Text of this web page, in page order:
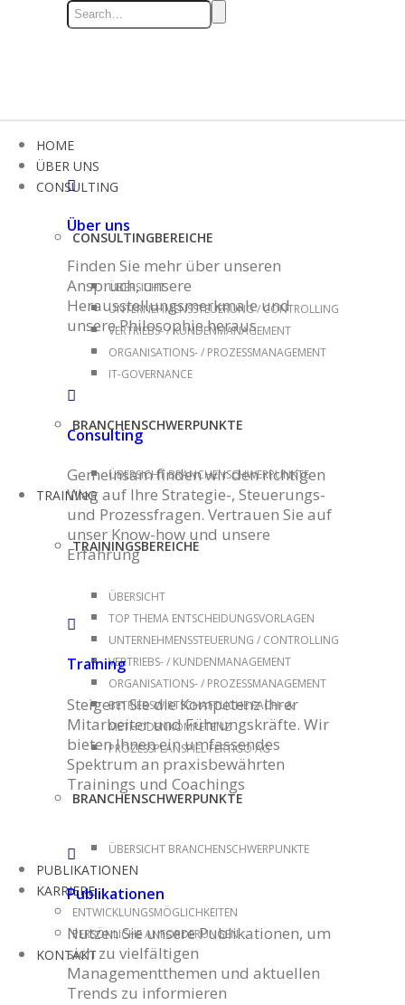
HOME
ÜBER UNS
CONSULTING
CONSULTINGBEREICHE
ÜBERSICHT
UNTERNEHMENSSTEUERUNG / CONTROLLING
VERTRIEBS- / KUNDENMANAGEMENT
ORGANISATIONS- / PROZESSMANAGEMENT
IT-GOVERNANCE
BRANCHENSCHWERPUNKTE
ÜBERSICHT BRANCHENSCHWERPUNKTE
TRAINING
TRAININGSBEREICHE
ÜBERSICHT
TOP THEMA ENTSCHEIDUNGSVORLAGEN
UNTERNEHMENSSTEUERUNG / CONTROLLING
VERTRIEBS- / KUNDENMANAGEMENT
ORGANISATIONS- / PROZESSMANAGEMENT
BETRIEBSWIRTSCHAFTLICHE FACH- &
METHODENKOMPETENZ
PROZESSPLANSPIEL FERTIGO AG
BRANCHENSCHWERPUNKTE
ÜBERSICHT BRANCHENSCHWERPUNKTE
PUBLIKATIONEN
KARRIERE
ENTWICKLUNGSMÖGLICHKEITEN
PERSÖNLICHE ANFORDERUNGEN
KONTAKT
Über uns
Finden Sie mehr über unseren
Anspruch, unsere
Herausstellungsmerkmale und
unsere Philosophie heraus
Consulting
Gemeinsam finden wir den richtigen
Weg auf Ihre Strategie-, Steuerungs-
und Prozessfragen. Vertrauen Sie auf
unser Know-how und unsere
Erfahrung
Training
Steigern Sie die Kompetenz Ihrer
Mitarbeiter und Führungskräfte. Wir
bieten Ihnen ein umfassendes
Spektrum an praxisbewährten
Trainings und Coachings
Publikationen
Nutzen Sie unsere Publikationen, um
sich zu vielfältigen
Managementthemen und aktuellen
Trends zu informieren